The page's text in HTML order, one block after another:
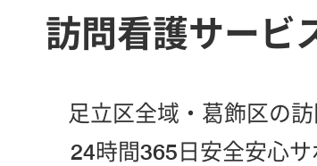
訪問看護サービ
足立区全域・葛飾区の
24時間365日安全安心サ